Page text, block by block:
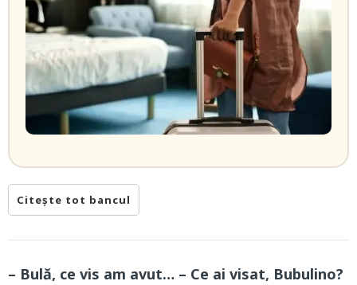
Citește tot bancul
– Bulă, ce vis am avut… – Ce ai visat, Bubulino?